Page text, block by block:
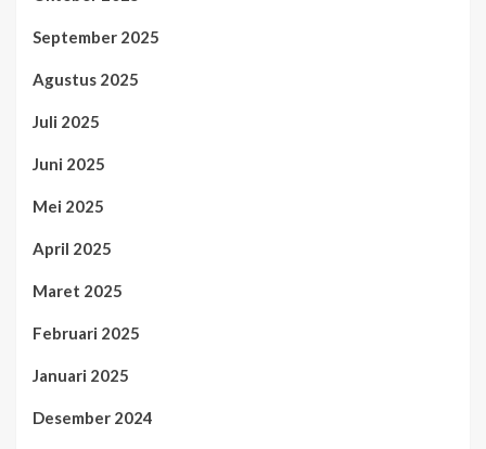
September 2025
Agustus 2025
Juli 2025
Juni 2025
Mei 2025
April 2025
Maret 2025
Februari 2025
Januari 2025
Desember 2024